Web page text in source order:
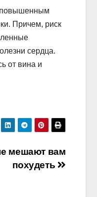
повышенным
Причем, риск
сердца.
от вина и
мешают вам
похудеть